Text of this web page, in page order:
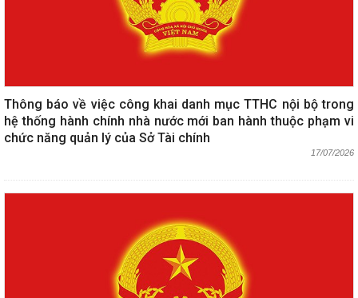
Thông báo về việc công khai danh mục TTHC nội bộ trong
hệ thống hành chính nhà nước mới ban hành thuộc phạm vi
chức năng quản lý của Sở Tài chính
17/07/2026